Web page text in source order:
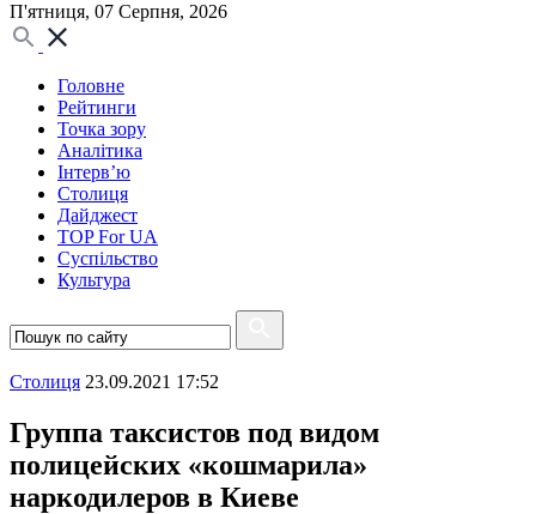
П'ятниця, 07 Серпня, 2026
Головне
Рейтинги
Точка зору
Аналітика
Інтерв’ю
Столиця
Дайджест
TOP For UA
Суспiльство
Культура
Столиця 23.09.2021 17:52
Группа таксистов под видом
полицейских «кошмарила»
наркодилеров в Киеве